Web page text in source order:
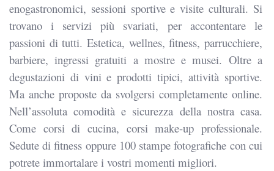
enogastronomici, sessioni sportive e visite culturali. Si
trovano i servizi più svariati, per accontentare le
passioni di tutti. Estetica, wellnes, fitness, parrucchiere,
barbiere, ingressi gratuiti a mostre e musei. Oltre a
degustazioni di vini e prodotti tipici, attività sportive.
Ma anche proposte da svolgersi completamente online.
Nell’assoluta comodità e sicurezza della nostra casa.
Come corsi di cucina, corsi make-up professionale.
Sedute di fitness oppure 100 stampe fotografiche con cui
potrete immortalare i vostri momenti migliori.